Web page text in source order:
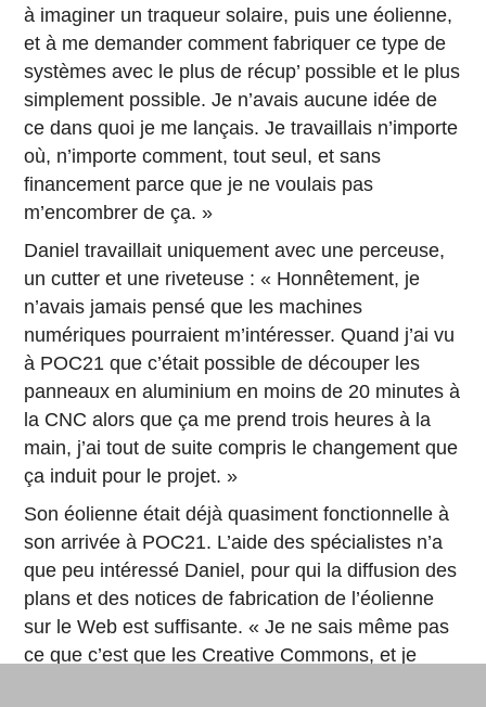
à imaginer un traqueur solaire, puis une éolienne,
et à me demander comment fabriquer ce type de
systèmes avec le plus de récup’ possible et le plus
simplement possible. Je n’avais aucune idée de
ce dans quoi je me lançais. Je travaillais n’importe
où, n’importe comment, tout seul, et sans
financement parce que je ne voulais pas
m’encombrer de ça. »
Daniel travaillait uniquement avec une perceuse,
un cutter et une riveteuse : « Honnêtement, je
n’avais jamais pensé que les machines
numériques pourraient m’intéresser. Quand j’ai vu
à POC21 que c’était possible de découper les
panneaux en aluminium en moins de 20 minutes à
la CNC alors que ça me prend trois heures à la
main, j’ai tout de suite compris le changement que
ça induit pour le projet. »
Son éolienne était déjà quasiment fonctionnelle à
son arrivée à POC21. L’aide des spécialistes n’a
que peu intéressé Daniel, pour qui la diffusion des
plans et des notices de fabrication de l’éolienne
sur le Web est suffisante. « Je ne sais même pas
ce que c’est que les Creative Commons, et je